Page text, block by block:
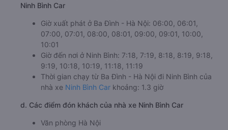
Ninh Bình Car
Giờ xuất phát ở Ba Đình - Hà Nội: 06:00, 06:01,
07:00, 07:01, 08:00, 08:01, 09:00, 09:01, 10:00,
10:01
Giờ đến nơi ở Ninh Bình: 7:18, 7:19, 8:18, 8:19, 9:18,
9:19, 10:18, 10:19, 11:18, 11:19
Thời gian chạy từ Ba Đình - Hà Nội đi Ninh Bình của
nhà xe Ninh Bình Car khoảng: 1.3 giờ
d. Các điểm đón khách của nhà xe Ninh Bình Car
Văn phòng Hà Nội